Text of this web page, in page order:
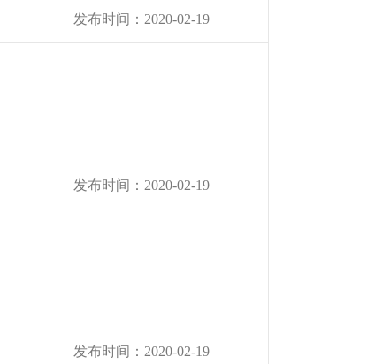
发布时间：2020-02-19
发布时间：2020-02-19
发布时间：2020-02-19